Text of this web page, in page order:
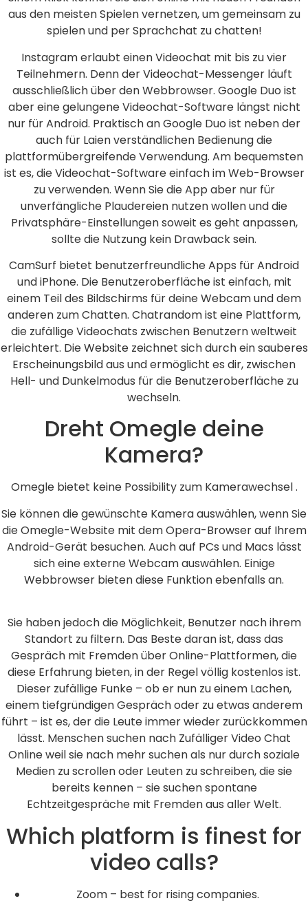
aus den meisten Spielen vernetzen, um gemeinsam zu
spielen und per Sprachchat zu chatten!
Instagram erlaubt einen Videochat mit bis zu vier
Teilnehmern. Denn der Videochat-Messenger läuft
ausschließlich über den Webbrowser. Google Duo ist
aber eine gelungene Videochat-Software längst nicht
nur für Android. Praktisch an Google Duo ist neben der
auch für Laien verständlichen Bedienung die
plattformübergreifende Verwendung. Am bequemsten
ist es, die Videochat-Software einfach im Web-Browser
zu verwenden. Wenn Sie die App aber nur für
unverfängliche Plaudereien nutzen wollen und die
Privatsphäre-Einstellungen soweit es geht anpassen,
sollte die Nutzung kein Drawback sein.
CamSurf bietet benutzerfreundliche Apps für Android
und iPhone. Die Benutzeroberfläche ist einfach, mit
einem Teil des Bildschirms für deine Webcam und dem
anderen zum Chatten. Chatrandom ist eine Plattform,
die zufällige Videochats zwischen Benutzern weltweit
erleichtert. Die Website zeichnet sich durch ein sauberes
Erscheinungsbild aus und ermöglicht es dir, zwischen
Hell- und Dunkelmodus für die Benutzeroberfläche zu
wechseln.
Dreht Omegle deine
Kamera?
Omegle bietet keine Possibility zum Kamerawechsel .
Sie können die gewünschte Kamera auswählen, wenn Sie
die Omegle-Website mit dem Opera-Browser auf Ihrem
Android-Gerät besuchen. Auch auf PCs und Macs lässt
sich eine externe Webcam auswählen. Einige
Webbrowser bieten diese Funktion ebenfalls an.
Sie haben jedoch die Möglichkeit, Benutzer nach ihrem
Standort zu filtern. Das Beste daran ist, dass das
Gespräch mit Fremden über Online-Plattformen, die
diese Erfahrung bieten, in der Regel völlig kostenlos ist.
Dieser zufällige Funke – ob er nun zu einem Lachen,
einem tiefgründigen Gespräch oder zu etwas anderem
führt – ist es, der die Leute immer wieder zurückkommen
lässt. Menschen suchen nach Zufälliger Video Chat
Online weil sie nach mehr suchen als nur durch soziale
Medien zu scrollen oder Leuten zu schreiben, die sie
bereits kennen – sie suchen spontane
Echtzeitgespräche mit Fremden aus aller Welt.
Which platform is finest for
video calls?
Zoom – best for rising companies.